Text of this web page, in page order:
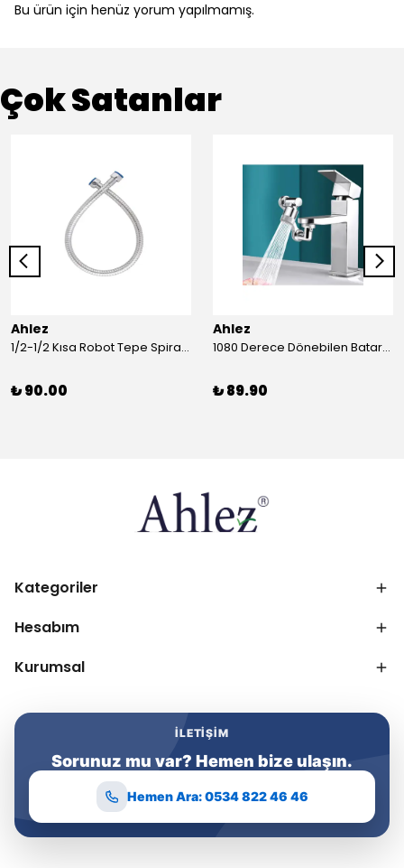
Bu ürün için henüz yorum yapılmamış.
Çok Satanlar
Ahlez
1/2-1/2 Kısa Robot Tepe Spiral Duş Hortumu 60cm
₺ 90.00
Ahlez
1080 Derece Dönebilen Batarya Musluk Başlığı Krom Batarya 2 Fonksiyonlu Musluk Başlığı
₺ 89.90
Kategoriler
Hesabım
Kurumsal
İLETIŞIM
Sorunuz mu var? Hemen bize ulaşın.
Hemen Ara: 0534 822 46 46